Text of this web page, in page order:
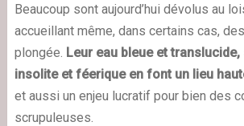
Beaucoup sont aujourd’hui dévolus au
accueillant même, dans certains cas,
plongée. Leur eau bleue et
insolite et féerique en font un lieu
et aussi un enjeu lucratif pour bien des
scrupuleuses.